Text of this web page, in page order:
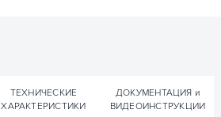
ТЕХНИЧЕСКИЕ
ХАРАКТЕРИСТИКИ
ДОКУМЕНТАЦИЯ и
ВИДЕОИНСТРУКЦИИ